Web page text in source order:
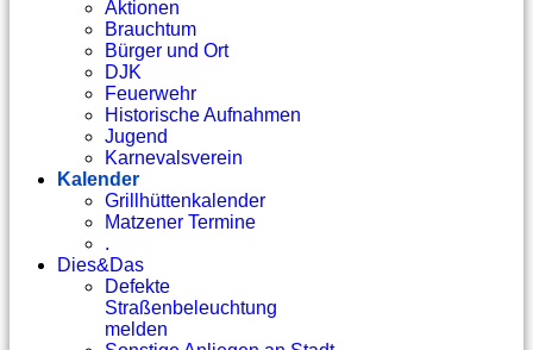
Aktionen
Brauchtum
Bürger und Ort
DJK
Feuerwehr
Historische Aufnahmen
Jugend
Karnevalsverein
Kalender
Grillhüttenkalender
Matzener Termine
.
Dies&Das
Defekte
Straßenbeleuchtung
melden